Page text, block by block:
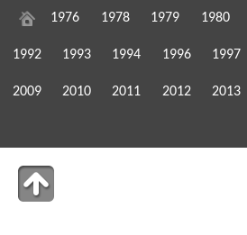
1976 1978 1979 1980
1992 1993 1994 1996 1997
2009 2010 2011 2012 2013